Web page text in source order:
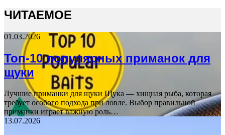
ЧИТАЕМОЕ
01.03.2026
Топ-10 популярных приманок для
щуки
Лучшие приманки для щуки Щука — хищная рыба, которая
требует особого подхода при ловле. Выбор правильной
приманки играет важную роль…
13.07.2026